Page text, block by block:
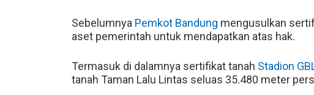
Sebelumnya Pemkot Bandung mengusulkan
aset pemerintah untuk mendapatkan atas hak.
Termasuk di dalamnya sertifikat tanah Stadion
tanah Taman Lalu Lintas seluas 35.480 meter